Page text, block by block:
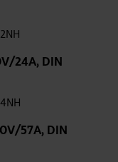
24A, DIN
57A, DIN